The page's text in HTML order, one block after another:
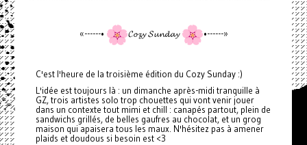
«------• 𝓒𝓸𝔃𝔂 𝓢𝓾𝓷𝓭𝓪𝔂 •------»
C'est l'heure de la troisième édition du Cozy Sunday :)
L'idée est toujours là : un dimanche après-midi tranquille à
GZ, trois artistes solo trop chouettes qui vont venir jouer
dans un contexte tout mimi et chill : canapés partout, plein de
sandwichs grillés, de belles gaufres au chocolat, et un grog
maison qui apaisera tous les maux. N'hésitez pas à amener
plaids et doudous si besoin est <3